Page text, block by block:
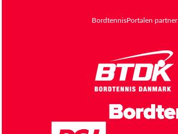
BordtennisPortalen partner